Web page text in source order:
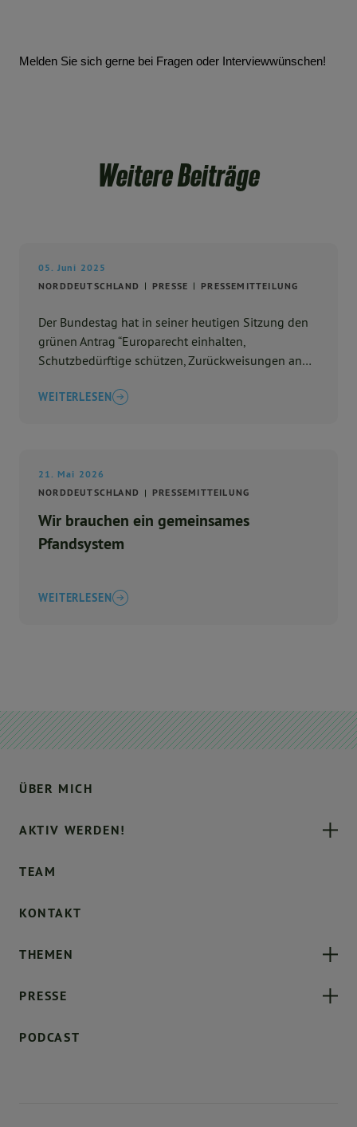
Melden Sie sich gerne bei Fragen oder Interviewwünschen!
Weitere Beiträge
05. Juni 2025
NORDDEUTSCHLAND
PRESSE PRESSEMITTEILUNG
Der Bundestag hat in seiner heutigen Sitzung den
grünen Antrag “Europarecht einhalten,
Schutzbedürftige schützen, Zurückweisungen an
Bundesregierung dazu auffordert ...
WEITERLESEN
21. Mai 2026
NORDDEUTSCHLAND
PRESSEMITTEILUNG
Wir brauchen ein gemeinsames
Pfandsystem
WEITERLESEN
ÜBER MICH
AKTIV WERDEN!
TEAM
KONTAKT
THEMEN
PRESSE
PODCAST